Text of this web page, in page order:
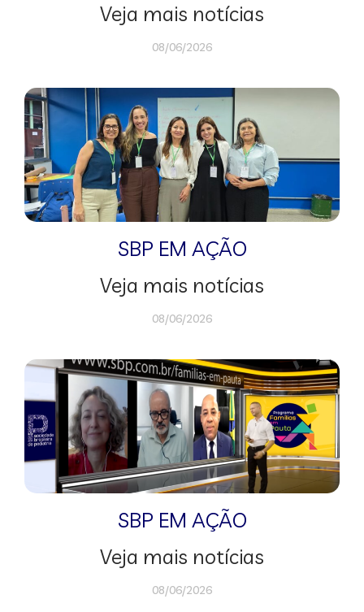
Veja mais notícias
08/06/2026
SBP EM AÇÃO
Veja mais notícias
08/06/2026
SBP EM AÇÃO
Veja mais notícias
08/06/2026